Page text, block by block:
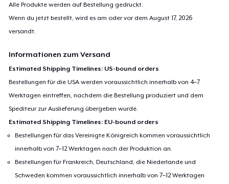
Alle Produkte werden auf Bestellung gedruckt.
Wenn du jetzt bestellt, wird es am oder vor demAugust 17, 2026
versandt.
Informationen zum Versand
Estimated Shipping Timelines: US-bound orders
Bestellungen für die USA werden voraussichtlich innerhalb von 4–7
Werktagen eintreffen, nachdem die Bestellung produziert und dem
Spediteur zur Auslieferung übergeben wurde.
Estimated Shipping Timelines: EU-bound orders
Bestellungen für das Vereinigte Königreich kommen voraussichtlich
innerhalb von 7–12 Werktagen nach der Produktion an.
Bestellungen für Frankreich, Deutschland, die Niederlande und
Schweden kommen voraussichtlich innerhalb von 7–12 Werktagen